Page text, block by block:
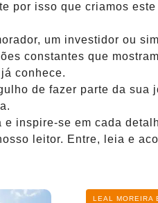
por isso que criamos
um investidor ou
constantes que
conhece.
de fazer parte da sua
e inspire-se em cada
leitor. Entre, leia e
Categoria
LEAL MOREIRA